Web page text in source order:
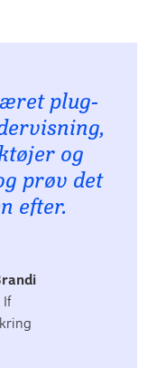
If
plug-
og
prøv det
efter.